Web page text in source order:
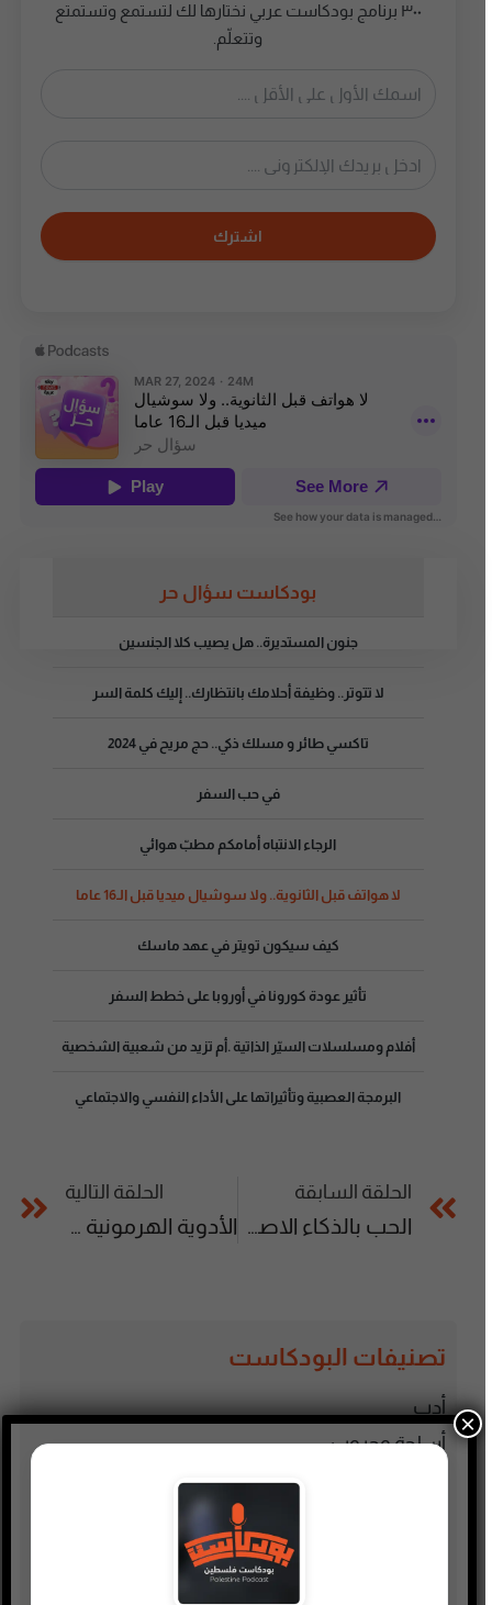
٣٠٠ برنامج بودكاست عربي نختارها لك لتستمع وتستمتع
وتتعلّم.
اشترك
بودكاست سؤال حر
جنون المستديرة.. هل يصيب كلا الجنسين
لا تتوتر.. وظيفة أحلامك بانتظارك.. إليك كلمة السر
تاكسي طائر و مسلك ذكي.. حج مريح في 2024
في حب السفر
الرجاء الانتباه أمامكم مطبّ هوائي
لا هواتف قبل الثانوية.. ولا سوشيال ميديا قبل الـ16 عاما
كيف سيكون تويتر في عهد ماسك
تأثير عودة كورونا في أوروبا على خطط السفر
أفلام ومسلسلات السيّر الذاتية .أم تزيد من شعبية الشخصية
البرمجة العصبية وتأثيراتها على الأداء النفسي والاجتماعي
الحلقة السابقة
الحب بالذكاء الاصطناعي حرمنا مشاعر وأضاف الأفكار
الحلقة التالية
الأدوية الهرمونية ليست أبدية.. انتبهوا الى مخاطر ومضاعفات!
تصنيفات البودكاست
أدب
أسلحة وحروب
×